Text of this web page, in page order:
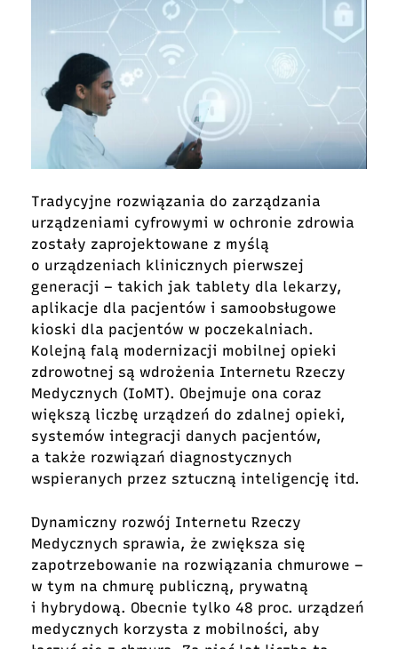
Tradycyjne rozwiązania do zarządzania
urządzeniami cyfrowymi w ochronie zdrowia
zostały zaprojektowane z myślą
o urządzeniach klinicznych pierwszej
generacji – takich jak tablety dla lekarzy,
aplikacje dla pacjentów i samoobsługowe
kioski dla pacjentów w poczekalniach.
Kolejną falą modernizacji mobilnej opieki
zdrowotnej są wdrożenia Internetu Rzeczy
Medycznych (IoMT). Obejmuje ona coraz
większą liczbę urządzeń do zdalnej opieki,
systemów integracji danych pacjentów,
a także rozwiązań diagnostycznych
wspieranych przez sztuczną inteligencję itd.
Dynamiczny rozwój Internetu Rzeczy
Medycznych sprawia, że zwiększa się
zapotrzebowanie na rozwiązania chmurowe –
w tym na chmurę publiczną, prywatną
i hybrydową. Obecnie tylko 48 proc. urządzeń
medycznych korzysta z mobilności, aby